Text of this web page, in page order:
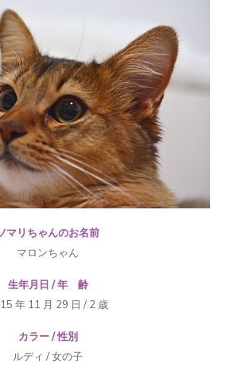
マリちゃんのお名前
マロンちゃん
生年月日 / 年 齢
年 11 月 29 日 / 2 歳
カラー / 性別
ルディ / 女の子